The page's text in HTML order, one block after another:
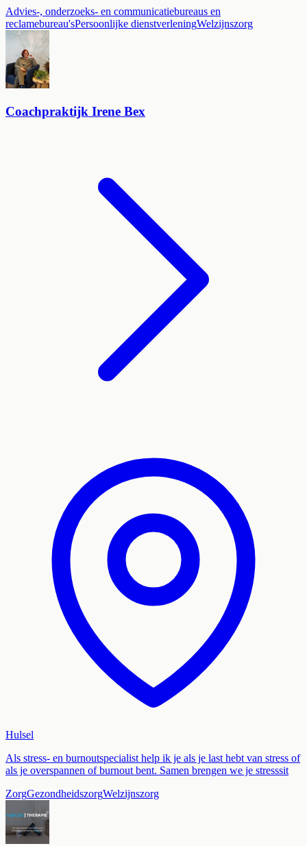
Advies-, onderzoeks- en communicatiebureaus en
reclamebureau'sPersoonlijke dienstverleningWelzijnszorg
Coachpraktijk Irene Bex
Hulsel
Als stress- en burnoutspecialist help ik je als je last hebt van stress of
als je overspannen of burnout bent. Samen brengen we je stresssit
ZorgGezondheidszorgWelzijnszorg